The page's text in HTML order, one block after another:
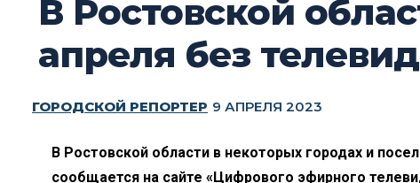
В Ростовской
апреля без
ГОРОДСКОЙ РЕПОРТЕР 9 АПРЕЛЯ 2023
В Ростовской области в некоторых городах и
сообщается на сайте «Цифрового эфирного